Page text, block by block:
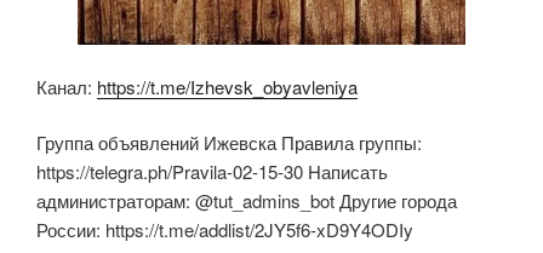
Канал: https://t.me/Izhevsk_obyavleniya
Группа объявлений Ижевска Правила группы:
https://telegra.ph/Pravila-02-15-30 Написать
администраторам: @tut_admins_bot Другие города
России: https://t.me/addlist/2JY5f6-xD9Y4ODIy